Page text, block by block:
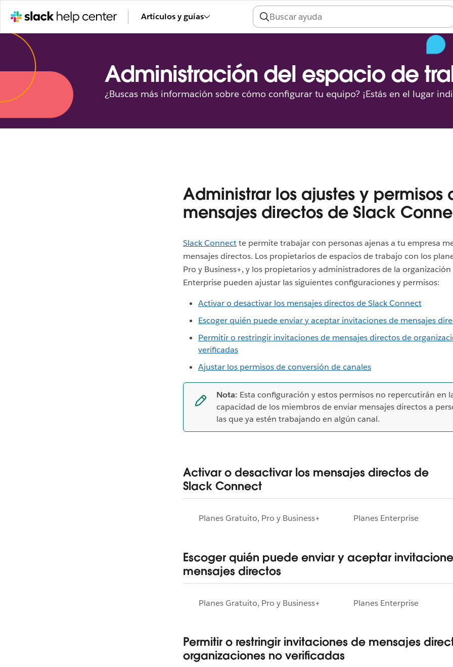
Artículos y guías
Administración del espacio de
¿Buscas más información sobre cómo configurar tu equipo? ¡Estás en el lugar
Administrar los ajustes y permisos
mensajes directos de Slack
Slack Connectte permite trabajar con personas ajenas a tu empresa
mensajes directos. Los propietarios de espacios de trabajo con los
Pro y Business+, y los propietarios y administradores de la
Enterprise pueden ajustar las siguientes configuraciones y permisos:
Activar o desactivar los mensajes directos de Slack Connect
Escoger quién puede enviar y aceptar invitaciones de mensajes
Permitir o restringir invitaciones de mensajes directos de
verificadas
Ajustar los permisos de conversión de canales
Nota: Esta configuración y estos permisos no repercutirán en
capacidad de los miembros de enviar mensajes directos a
las que ya estén trabajando en algún canal.
Activar o desactivar los mensajes directos de
Slack Connect
Planes Gratuito, Pro y Business+ Planes Enterprise
Escoger quién puede enviar y aceptar
mensajes directos
Planes Gratuito, Pro y Business+ Planes Enterprise
Permitir o restringir invitaciones de mensajes
organizaciones no verificadas